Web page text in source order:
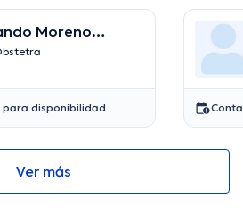
Moreno
disponibilidad
Ver más